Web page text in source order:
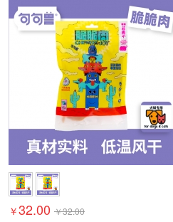
￥32.00 ￥32.00